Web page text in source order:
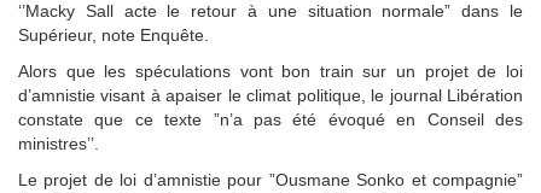
‘’Macky Sall acte le retour à une situation normale” dans le
Supérieur, note Enquête.
Alors que les spéculations vont bon train sur un projet de loi
d’amnistie visant à apaiser le climat politique, le journal Libération
constate que ce texte ”n’a pas été évoqué en Conseil des
ministres’’.
Le projet de loi d’amnistie pour ”Ousmane Sonko et compagnie”